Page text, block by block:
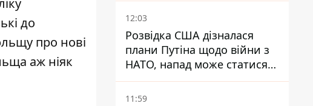
до
про нові
аж ніяк
Харківщини й Запоріжжя
12:03
Розвідка США дізналася
плани Путіна щодо війни з
НАТО, напад може статися
восени – у WSJ розкрили
деталі
11:59